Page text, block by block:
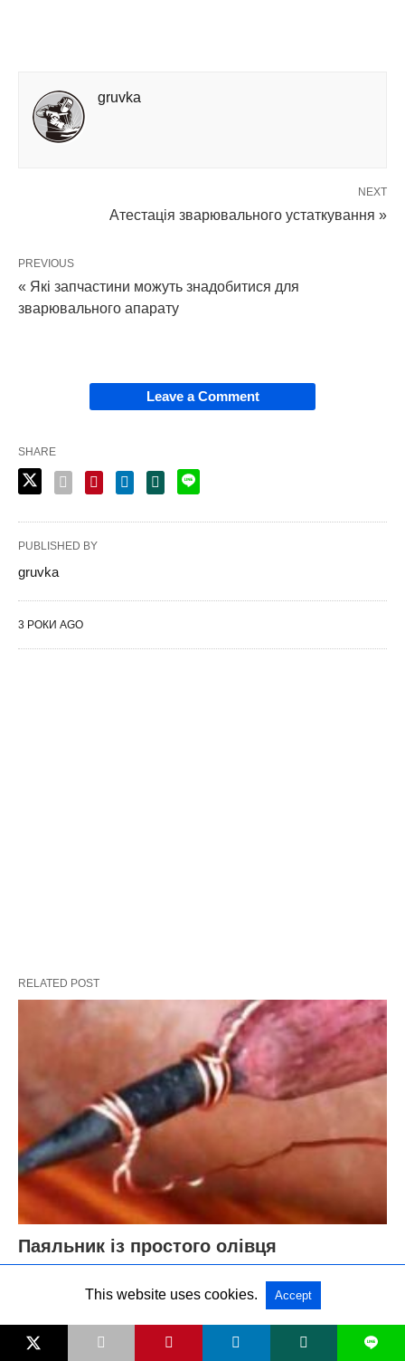
gruvka
NEXT
Атестація зварювального устаткування »
PREVIOUS
« Які запчастини можуть знадобитися для
зварювального апарату
Leave a Comment
SHARE
PUBLISHED BY
gruvka
3 РОКИ AGO
RELATED POST
Паяльник із простого олівця
L
This website uses cookies. Accept